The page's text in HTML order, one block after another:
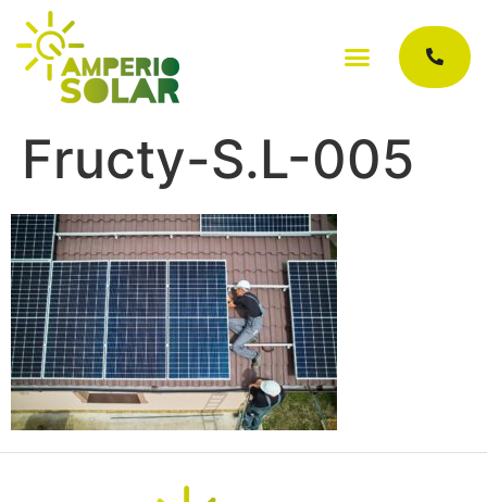
Fructy-S.L-005